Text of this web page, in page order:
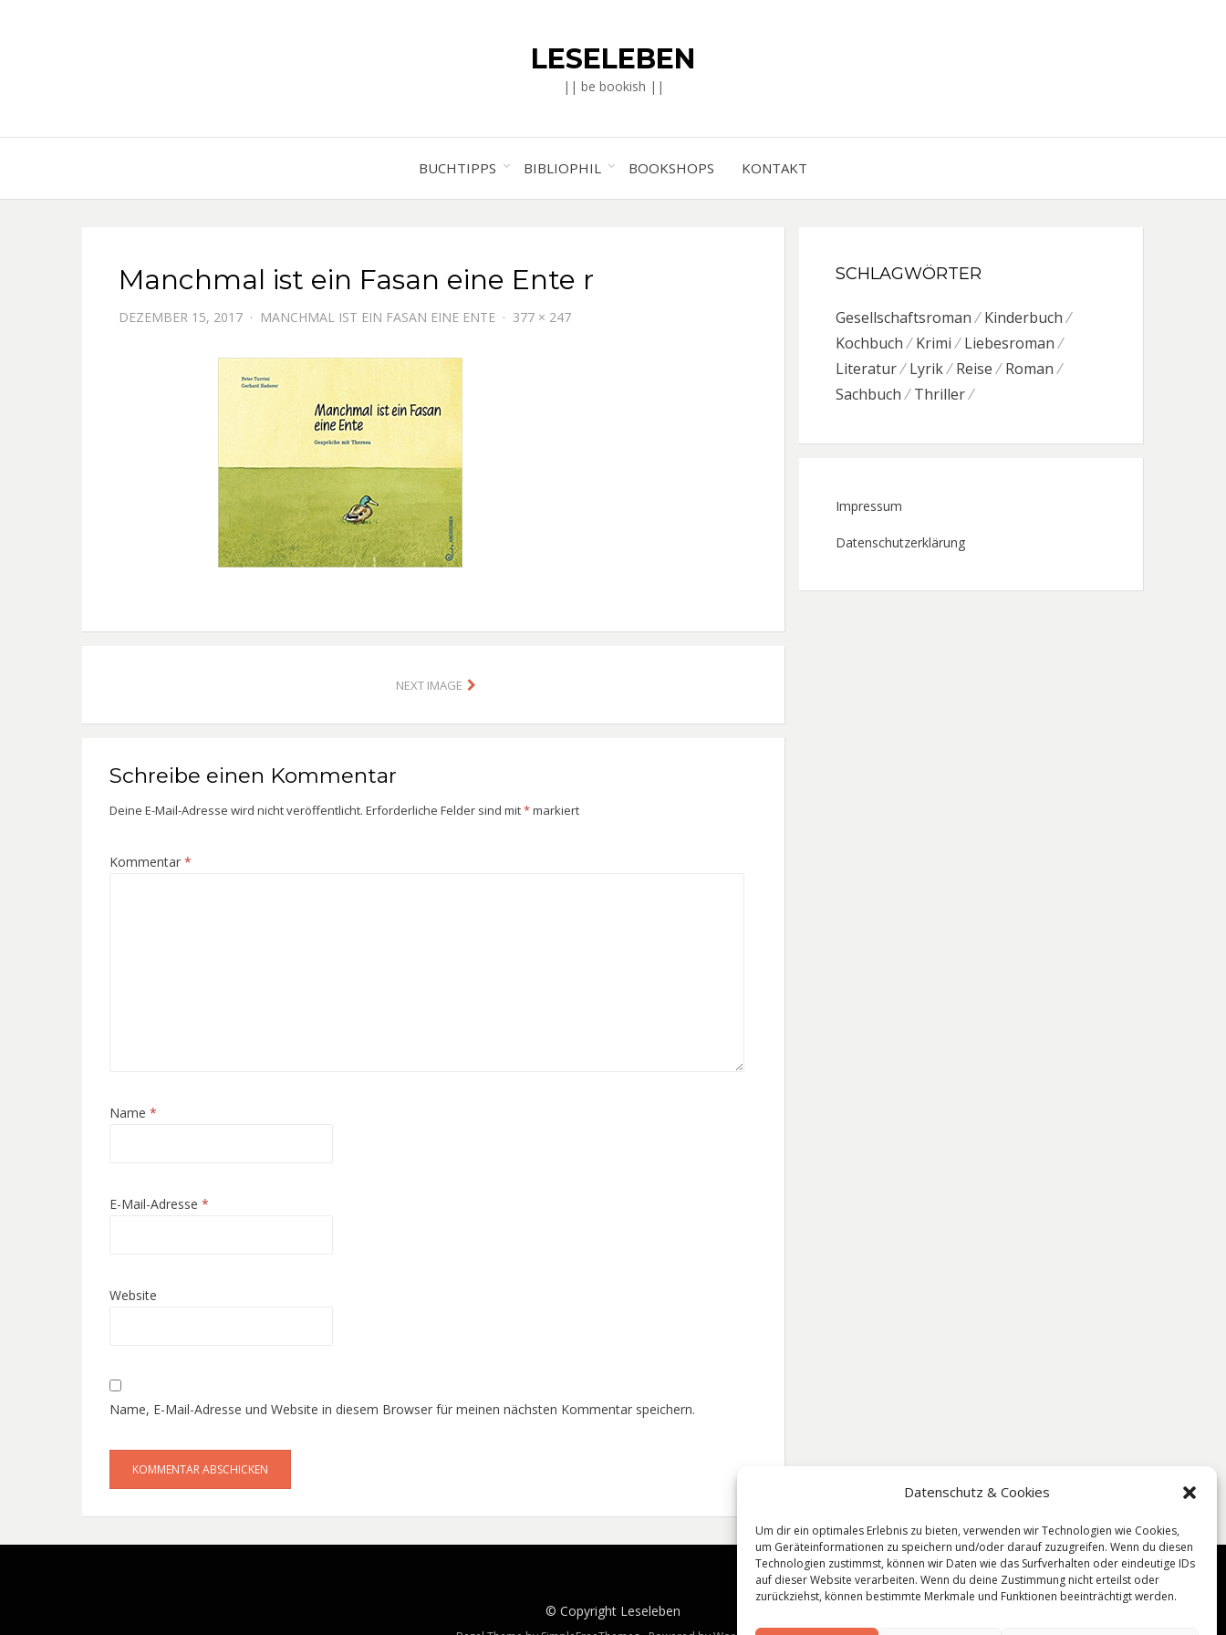
Datenschutz & Cookies
Um dir ein optimales Erlebnis zu bieten, verwenden wir Technologien wie Cookies,
um Geräteinformationen zu speichern und/oder darauf zuzugreifen. Wenn du diesen
Technologien zustimmst, können wir Daten wie das Surfverhalten oder eindeutige IDs
auf dieser Website verarbeiten. Wenn du deine Zustimmung nicht erteilst oder
zurückziehst, können bestimmte Merkmale und Funktionen beeinträchtigt werden.
LESELEBEN
|| be bookish ||
BUCHTIPPS BIBLIOPHIL BOOKSHOPS KONTAKT
Manchmal ist ein Fasan eine Ente r
DEZEMBER 15, 2017 MANCHMAL IST EIN FASAN EINE ENTE 377 × 247
NEXT IMAGE
Schreibe einen Kommentar
Deine E-Mail-Adresse wird nicht veröffentlicht. Erforderliche Felder sind mit*markiert
Kommentar *
Name *
E-Mail-Adresse *
Website
Name, E-Mail-Adresse und Website in diesem Browser für meinen nächsten Kommentar speichern.
SCHLAGWÖRTER
Gesellschaftsroman
Kinderbuch
Kochbuch
Krimi
Liebesroman
Literatur
Lyrik Reise
Roman
Sachbuch
Thriller
Impressum
Datenschutzerklärung
© Copyright Leseleben